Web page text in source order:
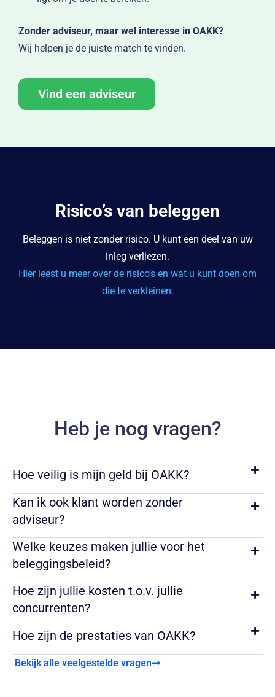
Zonder adviseur, maar wel interesse in OAKK?
Wij helpen je de juiste match te vinden.
Vind een adviseur
Risico’s van beleggen
Beleggen is niet zonder risico. U kunt een deel van uw
inleg verliezen.
Hier leest u meer over de risico’s en wat u kunt doen om
die te verkleinen.
Heb je nog vragen?
Hoe veilig is mijn geld bij OAKK?
Kan ik ook klant worden zonder
adviseur?
Welke keuzes maken jullie voor het
beleggingsbeleid?
Hoe zijn jullie kosten t.o.v. jullie
concurrenten?
Hoe zijn de prestaties van OAKK?
Bekijk alle veelgestelde vragen